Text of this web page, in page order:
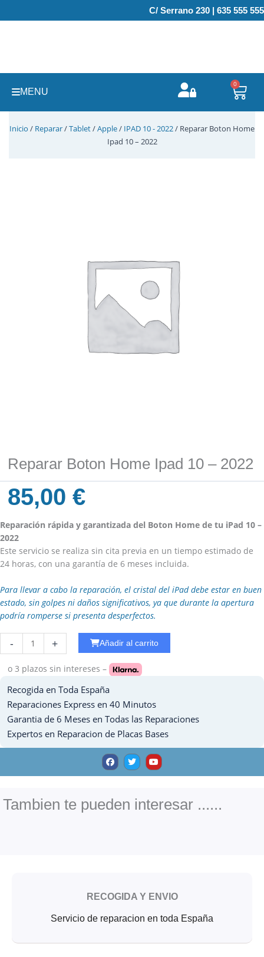
al
C/ Serrano 230 | 635 555 555
MENU
0
Inicio / Reparar/Tablet/Apple/ IPAD 10 - 2022/ Reparar Boton Home
Ipad 10 – 2022
Reparar Boton Home Ipad 10 – 2022
85,00€
Reparación rápida y garantizada del Boton Home de tu iPad 10 –
2022
Este servicio se realiza sin cita previa en un tiempo estimado de
24 horas, con una garantía de 6 meses incluida.
Para llevar a cabo la reparación, el cristal del iPad debe estar en buen
estado, sin golpes ni daños significativos, ya que durante la apertura
podría romperse si presenta desperfectos.
-
Ipad
2018
Mojado
cantidad
+ Añadir al carrito
o 3 plazos sin intereses –
Recogida en Toda España
Reparaciones Express en 40 Minutos
Garantia de 6 Meses en Todas las Reparaciones
Expertos en Reparacion de Placas Bases
F
a
c
e
o
k
T
w
i
t
Y
o
u
t
e
Tambien te pueden interesar ......
RECOGIDA Y ENVIO
Servicio de reparacion en toda España